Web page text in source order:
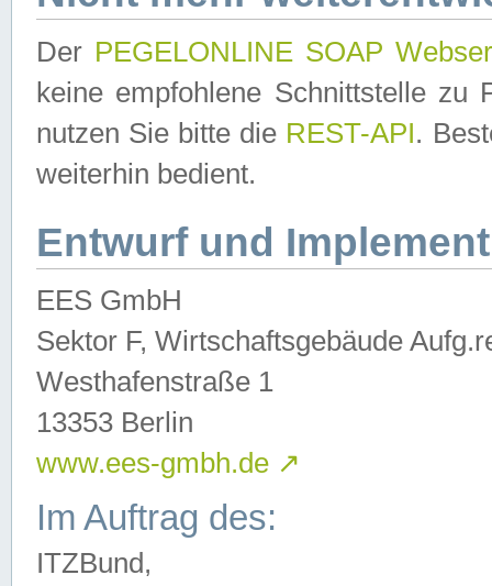
Der PEGELONLINE SOAP
keine empfohlene Schnittstelle zu
nutzen Sie bitte die REST-API.
weiterhin bedient.
Entwurf und
EES GmbH
Sektor F, Wirtschaftsgebäude
Westhafenstraße 1
13353 Berlin
www.ees-gmbh.de ↗
Im Auftrag des:
ITZBund,